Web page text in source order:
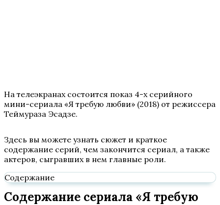
На телеэкранах состоится показ 4-х серийного
мини-сериала «Я требую любви» (2018) от режиссера
Теймураза Эсадзе.
Здесь вы можете узнать сюжет и краткое
содержание серий, чем закончится сериал, а также
актеров, сыгравших в нем главные роли.
Содержание
Содержание сериала «Я требую